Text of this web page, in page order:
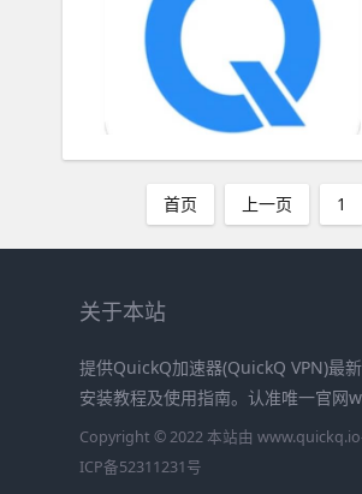
首页 上一页 1
关于本站
提供QuickQ加速器(QuickQ VPN)最
安装教程及使用指南。认准唯一官网
Copyright © 2022 本站由
ICP备52311231号